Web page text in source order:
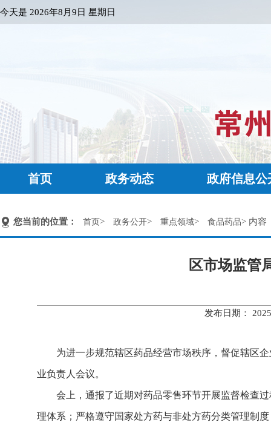
今天是 2026年8月9日 星期日
首页 政务动态 政府信息公
您当前的位置： 首页> 政务公开> 重点领域> 食品药品> 内容
区市场监管
发布日期：
为进一步规范辖区药品经营市场秩序，督促辖区
业负责人会议。
会上，通报了近期对药品零售环节开展监督检查
理体系；严格遵守国家处方药与非处方药分类管理制